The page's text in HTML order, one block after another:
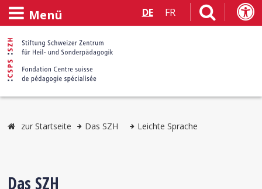
Menü DE FR
zur Startseite Das SZH Leichte Sprache
Das SZH